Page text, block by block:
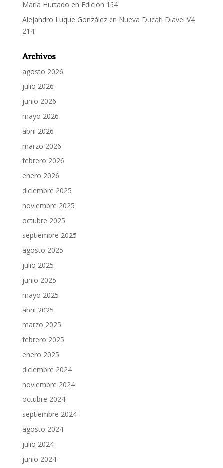
María Hurtado en Edición 164
Alejandro Luque Gonzálezen Nueva Ducati Diavel V4
214
Archivos
agosto 2026
julio 2026
junio 2026
mayo 2026
abril 2026
marzo 2026
febrero 2026
enero 2026
diciembre 2025
noviembre 2025
octubre 2025
septiembre 2025
agosto 2025
julio 2025
junio 2025
mayo 2025
abril 2025
marzo 2025
febrero 2025
enero 2025
diciembre 2024
noviembre 2024
octubre 2024
septiembre 2024
agosto 2024
julio 2024
junio 2024